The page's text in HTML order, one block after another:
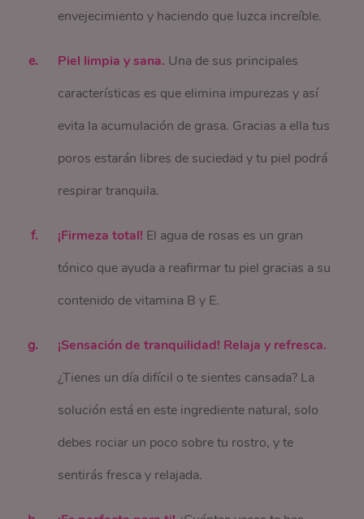
envejecimiento y haciendo que luzca increíble.
Piel limpia y sana. Una de sus principales
características es que elimina impurezas y así
evita la acumulación de grasa. Gracias a ella tus
poros estarán libres de suciedad y tu piel podrá
respirar tranquila.
¡Firmeza total! El agua de rosas es un gran
tónico que ayuda a reafirmar tu piel gracias a su
contenido de vitamina B y E.
¡Sensación de tranquilidad! Relaja y refresca.
¿Tienes un día difícil o te sientes cansada? La
solución está en este ingrediente natural, solo
debes rociar un poco sobre tu rostro, y te
sentirás fresca y relajada.